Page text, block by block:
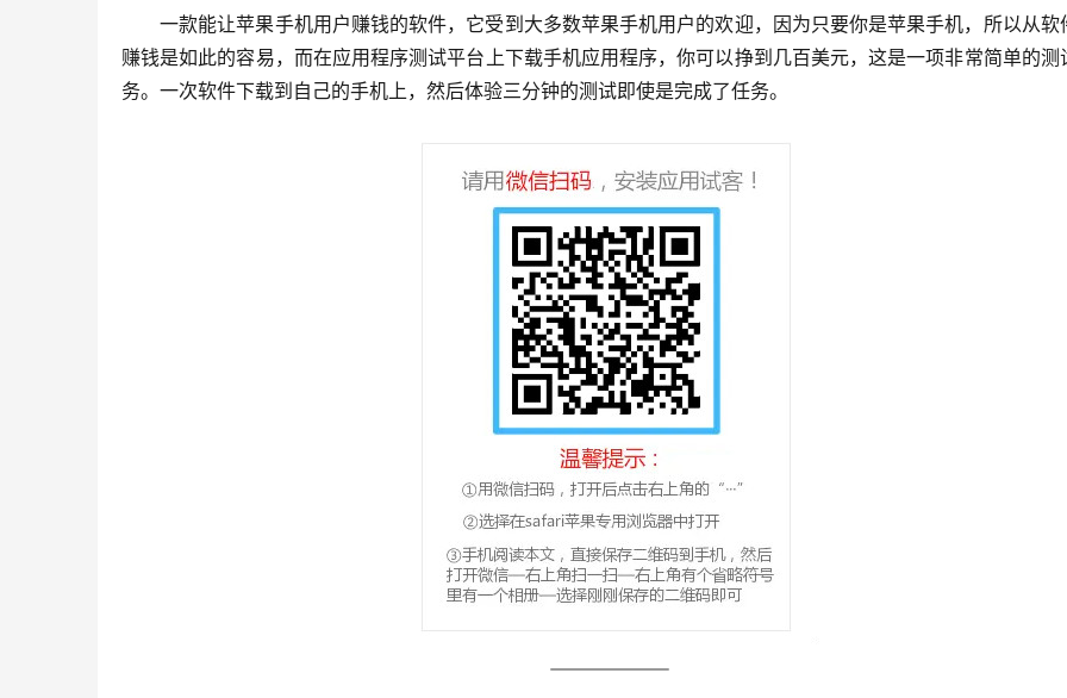
一款能让苹果手机用户赚钱的软件，它受到大多数苹果手机用户的欢迎，因为只要你是苹果手机，所以从软
赚钱是如此的容易，而在应用程序测试平台上下载手机应用程序，你可以挣到几百美元，这是一项非常简单的测
务。一次软件下载到自己的手机上，然后体验三分钟的测试即使是完成了任务。